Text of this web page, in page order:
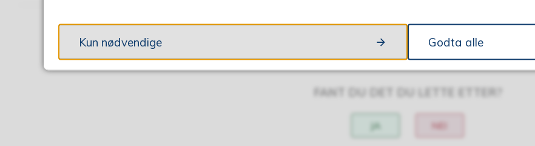
Skriv ut Del på Facebook
Del på Twitter
Del på LinkedIn
Tips en venn
FANT DU DET DU LETTE ETTER?
JA NEI
Kun nødvendige Godta alle